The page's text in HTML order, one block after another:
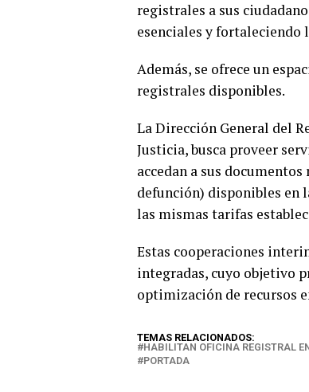
registrales a sus
esenciales y fortaleciendo
Además, se ofrece un
registrales disponibles.
La Dirección General del
Justicia, busca proveer
accedan a sus
defunción) disponibles en
las mismas tarifas
Estas cooperaciones
integradas, cuyo objetivo
optimización de recursos
TEMAS RELACIONADOS:
HABILITAN OFICINA REGISTRAL
PORTADA